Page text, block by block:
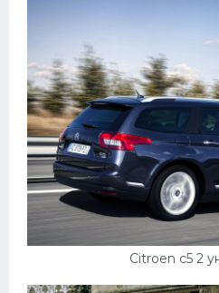
Citroen c5 2
Скания
Форд
Черри
Джили
Хавал
Кавасаки
Инфинити